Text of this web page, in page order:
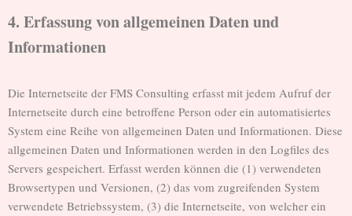
4. Erfassung von allgemeinen Daten und
Informationen
Die Internetseite der FMS Consulting erfasst mit jedem Aufruf der
Internetseite durch eine betroffene Person oder ein automatisiertes
System eine Reihe von allgemeinen Daten und Informationen. Diese
allgemeinen Daten und Informationen werden in den Logfiles des
Servers gespeichert. Erfasst werden können die (1) verwendeten
Browsertypen und Versionen, (2) das vom zugreifenden System
verwendete Betriebssystem, (3) die Internetseite, von welcher ein